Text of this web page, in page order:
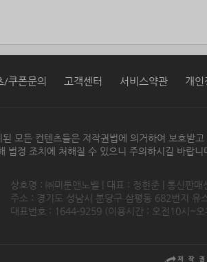
/쿠폰문의 고객센터 서비스약관 개인
모든 컨텐츠들은 저작권법에 의거하여 보호받
법정 조치에 처해질 수 있으니 주의하시길 바랍니
상호명 : ㈜미툰앤노벨 | 대표 : 정현준 | 통신판
주소 : 경기도 성남시 분당구 삼평동 682번지
대표번호 : 1644-9259 (이용시간 : 오전10시~